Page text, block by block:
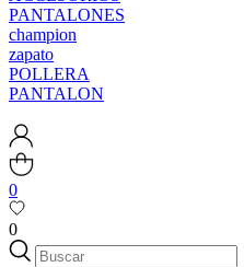
PANTALONES
champion
zapato
POLLERA
PANTALON
0
0